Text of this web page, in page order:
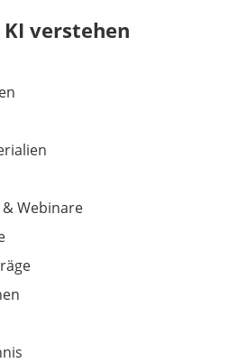
verstehen
Webinare